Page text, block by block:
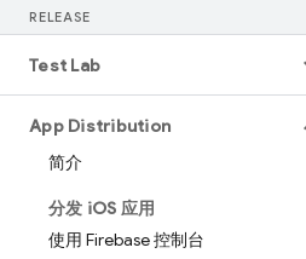
RELEASE
Test Lab
App Distribution
简介
分发 iOS 应用
使用 Firebase 控制台